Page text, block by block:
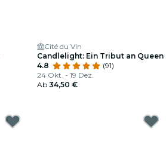
Cité du Vin
Candlelight: Ein Tribut an Queen
4.8
(91)
24 Okt. - 19 Dez.
Ab 34,50 €